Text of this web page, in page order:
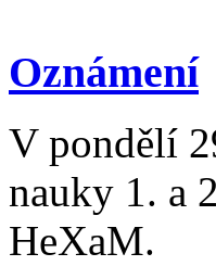
Oznámení
V pondělí
nauky 1. a
HeXaM.